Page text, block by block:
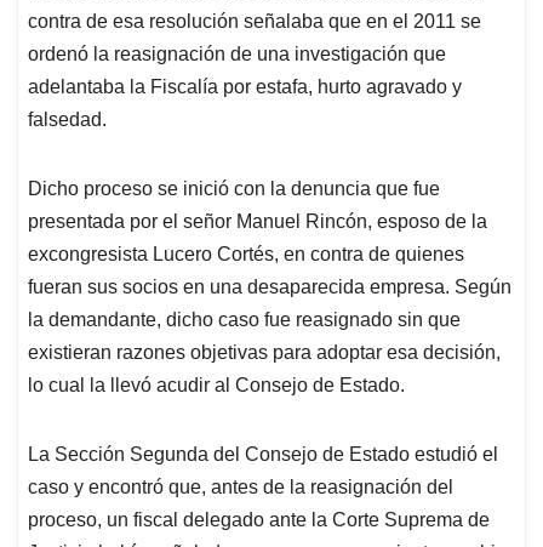
contra de esa resolución señalaba que en el 2011 se
ordenó la reasignación de una investigación que
adelantaba la Fiscalía por estafa, hurto agravado y
falsedad.
Dicho proceso se inició con la denuncia que fue
presentada por el señor Manuel Rincón, esposo de la
excongresista Lucero Cortés, en contra de quienes
fueran sus socios en una desaparecida empresa. Según
la demandante, dicho caso fue reasignado sin que
existieran razones objetivas para adoptar esa decisión,
lo cual la llevó acudir al Consejo de Estado.
La Sección Segunda del Consejo de Estado estudió el
caso y encontró que, antes de la reasignación del
proceso, un fiscal delegado ante la Corte Suprema de